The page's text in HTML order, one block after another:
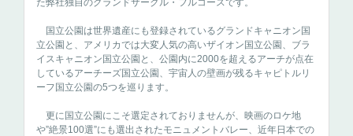
国立公園は世界遺産にも登録されているグランドキャニオン国
立公園と、アメリカでは大変人気の高いザイオン国立公園、ブラ
イスキャニオン国立公園と、公園内に2000を超えるアーチが点在
しているアーチーズ国立公園、宇宙人の壁画が残るキャピトルリ
ーフ国立公園の5つを巡ります。
更に国立公園にこそ選定されておりませんが、映画のロケ地
や”絶景100選”にも選出されたモニュメントバレー、近年日本での